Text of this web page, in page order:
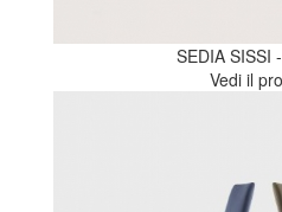
SEDIA SISSI
Vedi il